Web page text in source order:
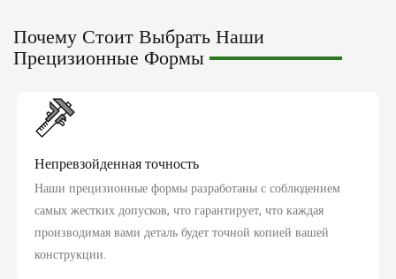
Почему Стоит Выбрать Наши
Прецизионные Формы
Непревзойденная точность
Наши прецизионные формы разработаны с соблюдением
самых жестких допусков, что гарантирует, что каждая
производимая вами деталь будет точной копией вашей
конструкции.